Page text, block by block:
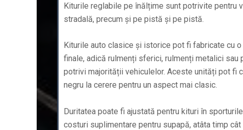
Kiturile reglabile pe înălțime sunt potrivite pentru
stradală, precum și pe pistă și pe pistă.
Kiturile auto clasice și istorice pot fi fabricate cu
finale, adică rulmenți sferici, rulmenți metalici sau
potrivi majorității vehiculelor. Aceste unități pot fi
negru la cerere pentru un aspect mai clasic.
Duritatea poate fi ajustată pentru kituri în
costuri suplimentare pentru supapă, atâta timp